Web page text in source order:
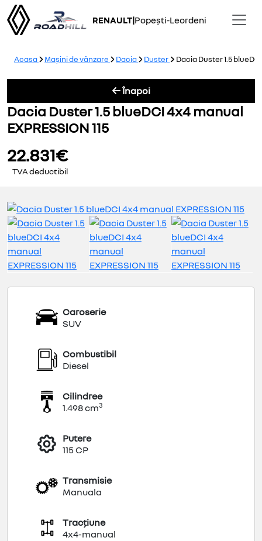
RENAULT|Popești-Leordeni
Acasa Mașini de vânzare Dacia Duster Dacia Duster 1.5 blueDCI
Înapoi
Dacia Duster 1.5 blueDCI 4x4 manual
EXPRESSION 115
22.831€
TVA deductibil
Caroserie
SUV
Combustibil
Diesel
Cilindree
1.498 cm3
Putere
115 CP
Transmisie
Manuala
Tracțiune
4x4-manual